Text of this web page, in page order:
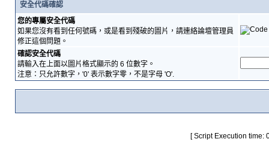
安全代碼確認
您的專屬安全代碼
如果您沒有看到任何號碼，或是看到殘破的圖片，請連絡論壇管理員
修正這個問題。
確認安全代碼
請輸入在上面以圖片格式顯示的 6 位數字。
注意：只允許數字，'0' 表示數字零，不是字母 'O'.
[ Script Execution